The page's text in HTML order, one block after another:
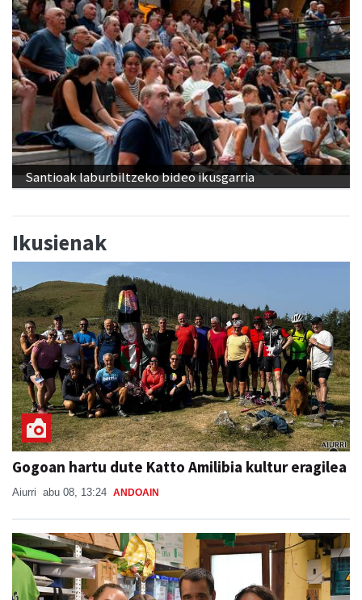
Santioak laburbiltzeko bideo ikusgarria
Ikusienak
Gogoan hartu dute Katto Amilibia kultur eragilea
Aiurri abu 08, 13:24 ANDOAIN